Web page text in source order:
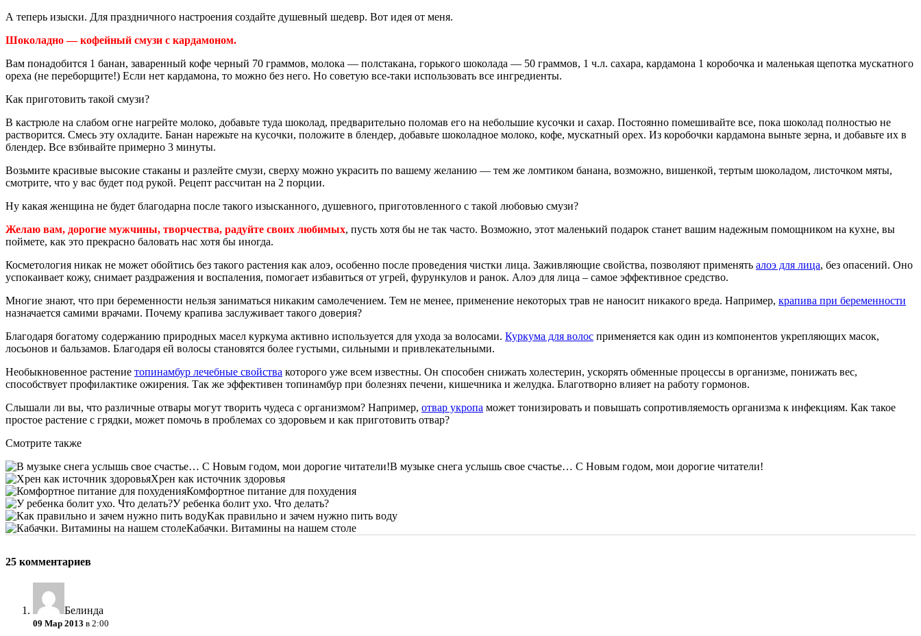
А теперь изыски. Для праздничного настроения создайте душевный шедевр. Вот идея от меня.
Шоколадно — кофейный смузи с кардамоном.
Вам понадобится 1 банан, заваренный кофе черный 70 граммов, молока — полстакана, горького шоколада — 50 граммов, 1 ч.л. сахара, кардамона 1 коробочка и маленькая щепотка мускатного
ореха (не переборщите!) Если нет кардамона, то можно без него. Но советую все-таки использовать все ингредиенты.
Как приготовить такой смузи?
В кастрюле на слабом огне нагрейте молоко, добавьте туда шоколад, предварительно поломав его на небольшие кусочки и сахар. Постоянно помешивайте все, пока шоколад полностью не
растворится. Смесь эту охладите. Банан нарежьте на кусочки, положите в блендер, добавьте шоколадное молоко, кофе, мускатный орех. Из коробочки кардамона выньте зерна, и добавьте их в
блендер. Все взбивайте примерно 3 минуты.
Возьмите красивые высокие стаканы и разлейте смузи, сверху можно украсить по вашему желанию — тем же ломтиком банана, возможно, вишенкой, тертым шоколадом, листочком мяты,
смотрите, что у вас будет под рукой. Рецепт рассчитан на 2 порции.
Ну какая женщина не будет благодарна после такого изысканного, душевного, приготовленного с такой любовью смузи?
Желаю вам, дорогие мужчины, творчества, радуйте своих любимых, пусть хотя бы не так часто. Возможно, этот маленький подарок станет вашим надежным помощником на кухне, вы
поймете, как это прекрасно баловать нас хотя бы иногда.
Косметология никак не может обойтись без такого растения как алоэ, особенно после проведения чистки лица. Заживляющие свойства, позволяют применять алоэ для лица, без опасений. Оно
успокаивает кожу, снимает раздражения и воспаления, помогает избавиться от угрей, фурункулов и ранок. Алоэ для лица – самое эффективное средство.
Многие знают, что при беременности нельзя заниматься никаким самолечением. Тем не менее, применение некоторых трав не наносит никакого вреда. Например, крапива при беременности
назначается самими врачами. Почему крапива заслуживает такого доверия?
Благодаря богатому содержанию природных масел куркума активно используется для ухода за волосами. Куркума для волос применяется как один из компонентов укрепляющих масок,
лосьонов и бальзамов. Благодаря ей волосы становятся более густыми, сильными и привлекательными.
Необыкновенное растение топинамбур лечебные свойства которого уже всем известны. Он способен снижать холестерин, ускорять обменные процессы в организме, понижать вес,
способствует профилактике ожирения. Так же эффективен топинамбур при болезнях печени, кишечника и желудка. Благотворно влияет на работу гормонов.
Слышали ли вы, что различные отвары могут творить чудеса с организмом? Например, отвар укропа может тонизировать и повышать сопротивляемость организма к инфекциям. Как такое
простое растение с грядки, может помочь в проблемах со здоровьем и как приготовить отвар?
Смотрите также
В музыке снега услышь свое счастье… С Новым годом, мои дорогие читатели!
Хрен как источник здоровья
Комфортное питание для похудения
У ребенка болит ухо. Что делать?
Как правильно и зачем нужно пить воду
Кабачки. Витамины на нашем столе
25 комментариев
Белинда
09 Мар 2013 в 2:00